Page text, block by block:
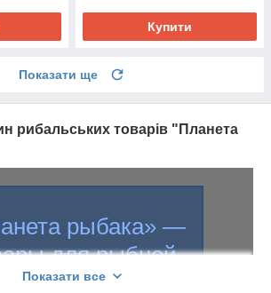
Купити
Показати ще
рибальських товарів "Планета
рыбака» —
для рыбной
и туризма
Показати все